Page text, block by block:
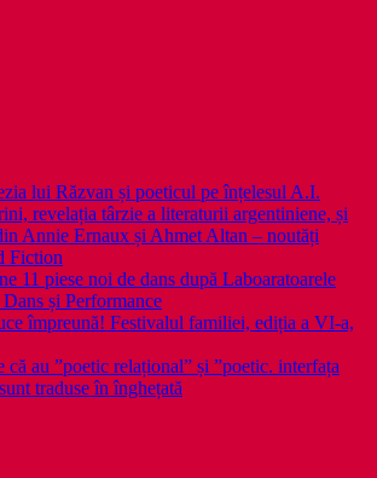
lui Răzvan și poeticul pe înțelesul A.I.
revelația târzie a literaturii argentiniene, și
Annie Ernaux și Ahmet Altan – noutăți
Fiction
11 piese noi de dans după Laboaratoarele
și Performance
împreună! Festivalul familiei, ediția a VI-a,
că au ”poetic relațional” și ”poetic. interfața
traduse în înghețată